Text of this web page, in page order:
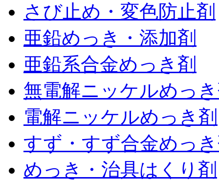
さび止め・変色防止剤
亜鉛めっき・添加剤
亜鉛系合金めっき剤
無電解ニッケルめっ
電解ニッケルめっき剤
すず・すず合金めっ
めっき・治具はくり剤